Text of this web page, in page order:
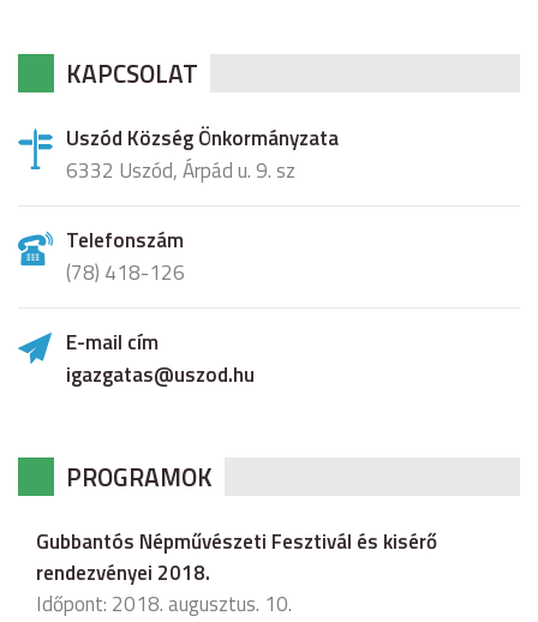
KAPCSOLAT
Uszód Község Önkormányzata
6332 Uszód, Árpád u. 9. sz
Telefonszám
(78) 418-126
E-mail cím
igazgatas@uszod.hu
PROGRAMOK
Gubbantós Népművészeti Fesztivál és kisérő
rendezvényei 2018.
Időpont: 2018. augusztus. 10.